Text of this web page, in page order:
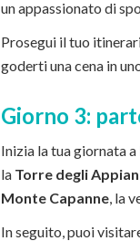
un appassionato di
Prosegui il tuo
goderti una cena in
Giorno 3:
Inizia la tua giornata a
la Torre degli
Monte Capanne, la
In seguito, puoi